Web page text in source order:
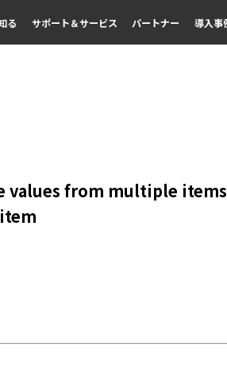
る サポート＆サービス パートナー 導入事
values ​​from multiple